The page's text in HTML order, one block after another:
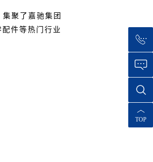
TOP
聚了嘉驰集团
件等热门行业